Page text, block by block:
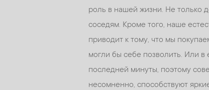
роль в нашей жизни. Не только
соседям. Кроме того, наше
приводит к тому, что мы
могли бы себе позволить. Или
последней минуты, поэтому
несомненно, способствуют